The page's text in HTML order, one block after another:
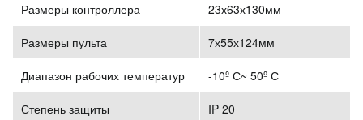
Размеры контроллера 23х63х130мм
Размеры пульта 7х55х124мм
Диапазон рабочих температур -10º С~ 50º С
Степень защиты IP 20